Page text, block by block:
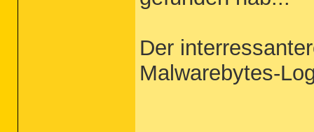
Der
Malwarebytes-